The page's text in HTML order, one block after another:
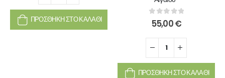
ΠΡΟΣΘΉΚΗ ΣΤΟ ΚΑΛΆΘΙ 0out of 5
55,00€
ΠΡΟΣΘΉΚΗ ΣΤΟ ΚΑΛΆΘΙ